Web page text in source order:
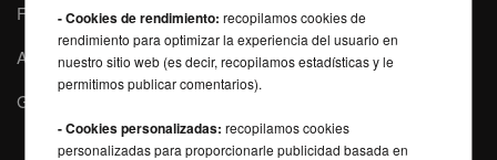
FAQ - Preguntas más frecuentes
Auspicios, Eventos y Shows
Galería Mika
- Cookies de rendimiento:recopilamos cookies de
rendimiento para optimizar la experiencia del usuario en
nuestro sitio web (es decir, recopilamos estadísticas y le
permitimos publicar comentarios).
- Cookies personalizadas:recopilamos cookies
personalizadas para proporcionarle publicidad basada en